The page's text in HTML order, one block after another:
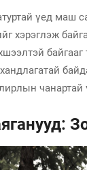
үед маш
хэрэглэж